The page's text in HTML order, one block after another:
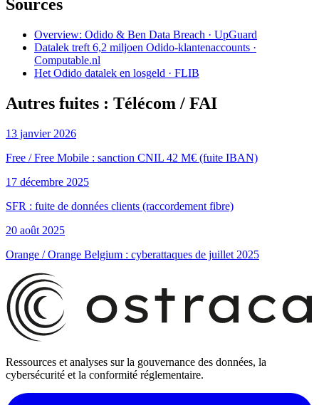
Sources
Overview: Odido & Ben Data Breach · UpGuard
Datalek treft 6,2 miljoen Odido-klantenaccounts ·
Computable.nl
Het Odido datalek en losgeld · FLIB
Autres fuites : Télécom / FAI
13 janvier 2026
Free / Free Mobile : sanction CNIL 42 M€ (fuite IBAN)
17 décembre 2025
SFR : fuite de données clients (raccordement fibre)
20 août 2025
Orange / Orange Belgium : cyberattaques de juillet 2025
Ressources et analyses sur la gouvernance des données, la
cybersécurité et la conformité réglementaire.